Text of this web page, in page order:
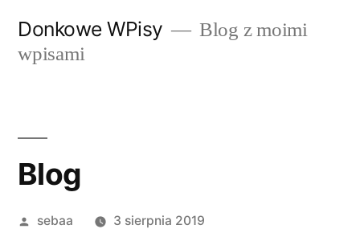
Donkowe WPisy
Blog z moimi
wpisami
Blog
Posted
sebaa 3 sierpnia 2019